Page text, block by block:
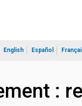
English Español
: